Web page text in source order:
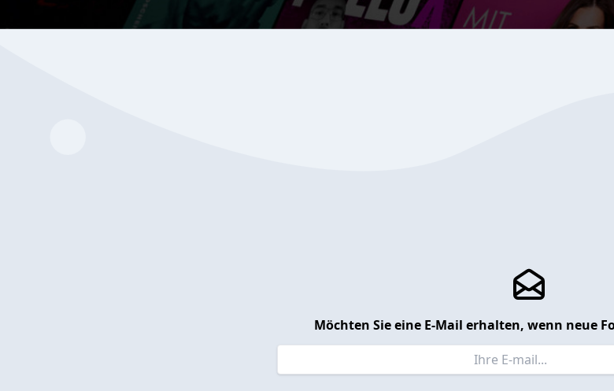
Möchten Sie eine E-Mail erhalten, wenn neue